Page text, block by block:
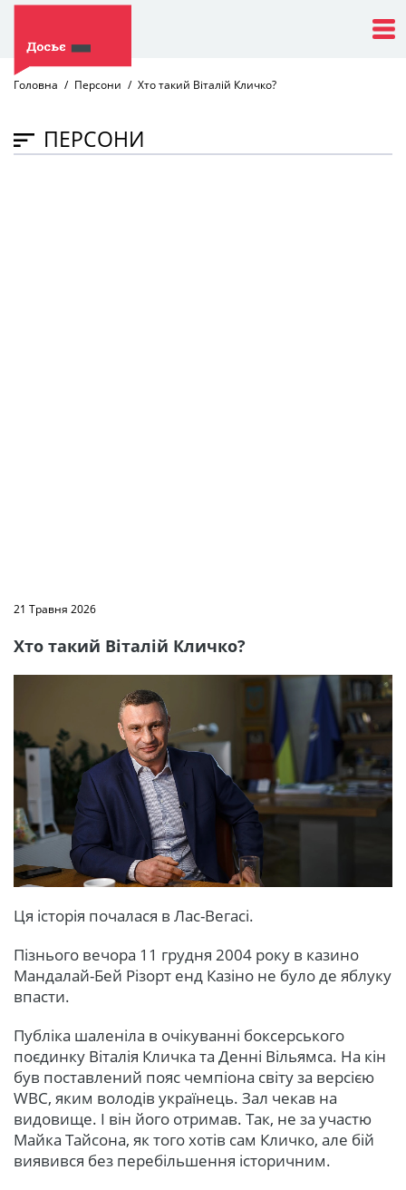
Головна Персони Хто такий Віталій Кличко?
ПЕРСОНИ
21 Травня 2026
Хто такий Віталій Кличко?
Ця історія почалася в Лас-Вегасі.
Пізнього вечора 11 грудня 2004 року в казино
Мандалай-Бей Різорт енд Казіно не було де яблуку
впасти.
Публіка шаленіла в очікуванні боксерського
поєдинку Віталія Кличка та Денні Вільямса. На кін
був поставлений пояс чемпіона світу за версією
WBC, яким володів українець. Зал чекав на
видовище. І він його отримав. Так, не за участю
Майка Тайсона, як того хотів сам Кличко, але бій
виявився без перебільшення історичним.